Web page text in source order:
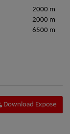
2000 m
2000 m
6500 m
Download Expose